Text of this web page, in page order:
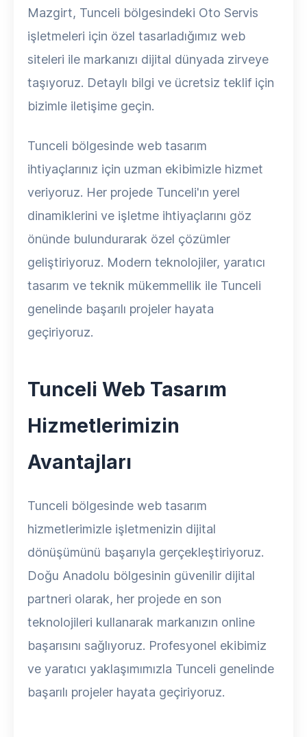
Mazgirt, Tunceli bölgesindeki Oto Servis
işletmeleri için özel tasarladığımız web
siteleri ile markanızı dijital dünyada zirveye
taşıyoruz. Detaylı bilgi ve ücretsiz teklif için
bizimle iletişime geçin.
Tunceli bölgesinde web tasarım
ihtiyaçlarınız için uzman ekibimizle hizmet
veriyoruz. Her projede Tunceli'ın yerel
dinamiklerini ve işletme ihtiyaçlarını göz
önünde bulundurarak özel çözümler
geliştiriyoruz. Modern teknolojiler, yaratıcı
tasarım ve teknik mükemmellik ile Tunceli
genelinde başarılı projeler hayata
geçiriyoruz.
Tunceli Web Tasarım
Hizmetlerimizin
Avantajları
Tunceli bölgesinde web tasarım
hizmetlerimizle işletmenizin dijital
dönüşümünü başarıyla gerçekleştiriyoruz.
Doğu Anadolu bölgesinin güvenilir dijital
partneri olarak, her projede en son
teknolojileri kullanarak markanızın online
başarısını sağlıyoruz. Profesyonel ekibimiz
ve yaratıcı yaklaşımımızla Tunceli genelinde
başarılı projeler hayata geçiriyoruz.